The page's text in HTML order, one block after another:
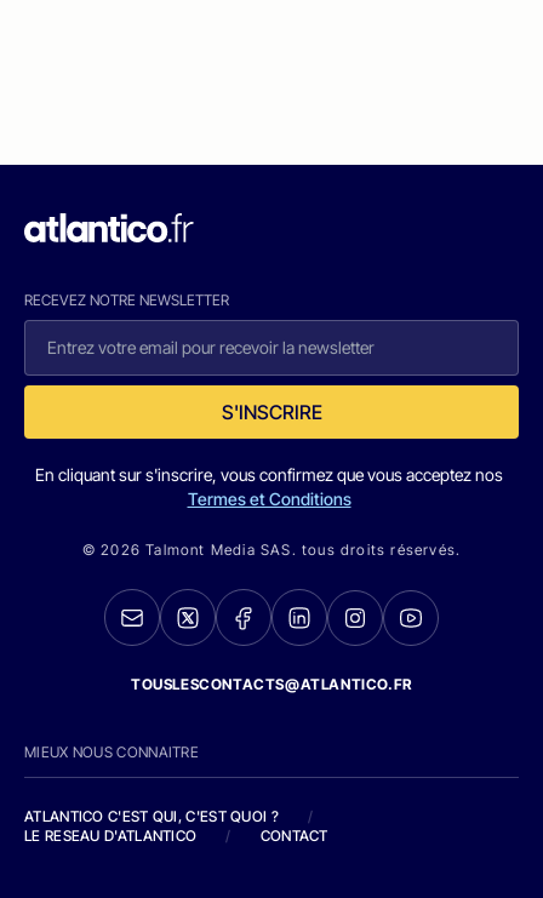
RECEVEZ NOTRE NEWSLETTER
S'INSCRIRE
En cliquant sur s'inscrire, vous confirmez que vous acceptez nos
Termes et Conditions
© 2026 Talmont Media SAS. tous droits réservés.
TOUSLESCONTACTS@ATLANTICO.FR
MIEUX NOUS CONNAITRE
ATLANTICO C'EST QUI, C'EST QUOI ?
/
LE RESEAU D'ATLANTICO
/ CONTACT